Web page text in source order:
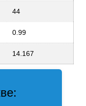
44
0.99
14.167